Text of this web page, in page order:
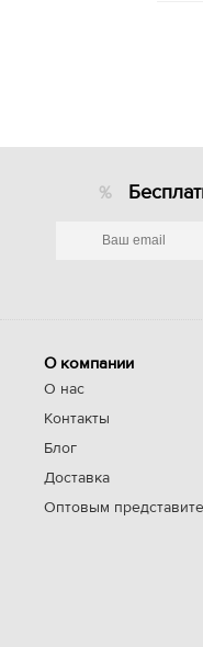
О компании
О нас
Контакты
Блог
Доставка
Оптовым